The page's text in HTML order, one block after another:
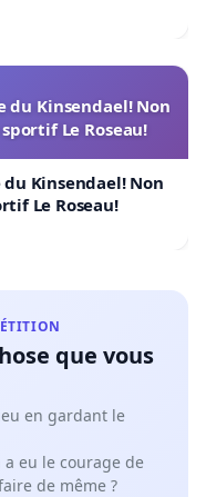
du Kinsendael! Non
Le Roseau!
Kinsendael! Non
Le Roseau!
que vous
en gardant le
eu le courage de
de même ?